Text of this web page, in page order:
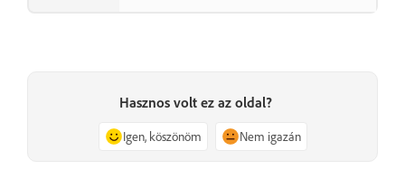
Hasznos volt ez az oldal?
Igen, köszönöm Nem igazán